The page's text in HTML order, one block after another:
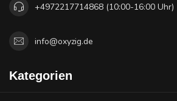
+4972217714868 (10:00-16:00 Uhr)
info@oxyzig.de
Kategorien